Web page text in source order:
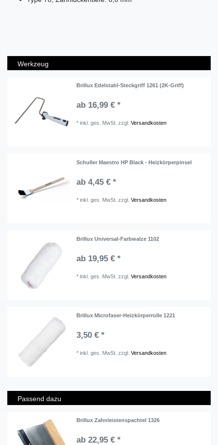
Werkzeug
Brillux Edelstahl-Steckgriff 1261 (2K-Griff)
ab 16,99 € *
*inkl. ges. MwSt. zzgl.Versandkosten
Schuller Maestro HP Black - Heizkörperpinsel
ab 4,45 € *
*inkl. ges. MwSt. zzgl.Versandkosten
Brillux Universal-Farbwalze 1102
ab 19,95 € *
*inkl. ges. MwSt. zzgl.Versandkosten
Brillux Microfaser-Heizkörperrolle 1221
3,50 € *
*inkl. ges. MwSt. zzgl.Versandkosten
Passend dazu
Brillux Zahnleistenspachtel 1326
ab 22,95 € *